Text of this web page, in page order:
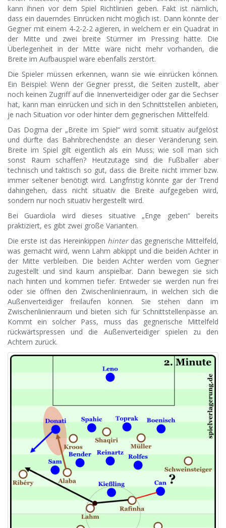
kann ihnen vor dem Spiel Richtlinien geben. Fakt ist nämlich,
dass ein dauerndes Einrücken nicht möglich ist. Dann könnte der
Gegner mit einem 4-2-2-2 agieren, in welchem er ein Quadrat in
der Mitte und zwei breite Stürmer im Pressing hätte. Die
Überlegenheit in der Mitte wäre nicht mehr vorhanden, die
Breite im Aufbauspiel wäre ebenfalls zerstört.
Die Spieler müssen erkennen, wann sie wie einrücken können.
Ein Beispiel: Wenn der Gegner presst, die Seiten zustellt, aber
noch keinen Zugriff auf die Innenverteidiger oder gar die Sechser
hat, kann man einrücken und sich in den Schnittstellen anbieten,
je nach Situation vor oder hinter dem gegnerischen Mittelfeld.
Das Dogma der „Breite im Spiel“ wird somit situativ aufgelöst
und dürfte das Bahnbrechendste an dieser Veränderung sein.
Breite im Spiel gilt eigentlich als ein Muss; wie soll man sich
sonst Raum schaffen? Heutzutage sind die Fußballer aber
technisch und taktisch so gut, dass die Breite nicht immer bzw.
immer seltener benötigt wird. Langfristig könnte gar der Trend
dahingehen, dass nicht situativ die Breite aufgegeben wird,
sondern nur noch situativ hergestellt wird.
Bei Guardiola wird dieses situative „Enge geben“ bereits
praktiziert, es gibt zwei große Varianten.
Die erste ist das Hereinkippen hinterdas gegnerische Mittelfeld,
was gemacht wird, wenn Lahm abkippt und die beiden Achter in
der Mitte verbleiben. Die beiden Achter werden vom Gegner
zugestellt und sind kaum anspielbar. Dann bewegen sie sich
nach hinten und kommen tiefer. Entweder sie werden nun frei
oder sie öffnen den Zwischenlinienraum, in welchen sich die
Außenverteidiger freilaufen können. Sie stehen dann im
Zwischenlinienraum und bieten sich für Schnittstellenpässe an.
Kommt ein solcher Pass, muss das gegnerische Mittelfeld
rückwärtspressen und die Außenverteidiger spielen zu den
Achtern zurück.